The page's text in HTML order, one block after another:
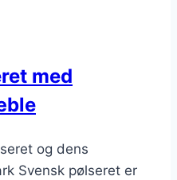
med
og dens
Svensk pølseret er